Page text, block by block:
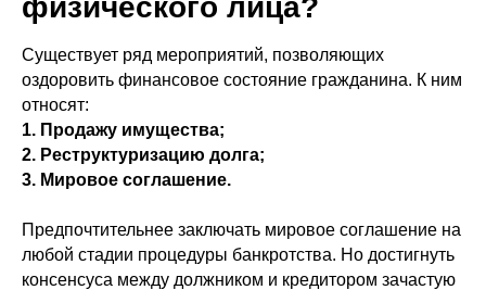
Существует ряд мероприятий, позволяющих
оздоровить финансовое состояние гражданина. К ним
относят:
1. Продажу имущества;
2. Реструктуризацию долга;
3. Мировое соглашение.
Предпочтительнее заключать мировое соглашение на
любой стадии процедуры банкротства. Но достигнуть
консенсуса между должником и кредитором зачастую